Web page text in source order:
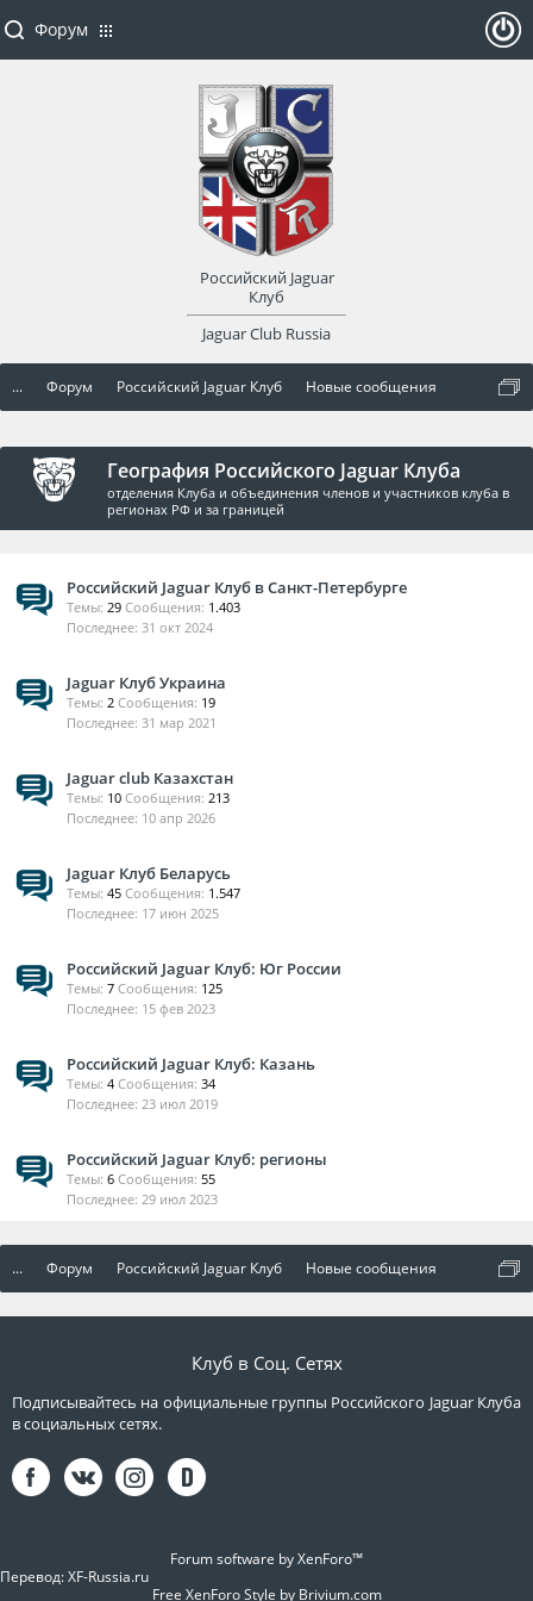
... Форум Российский Jaguar Клуб Новые сообщения
География Российского Jaguar Клуба
отделения Клуба и объединения членов и участников клуба в
регионах РФ и за границей
Российский Jaguar Клуб в Санкт-Петербурге
Темы: 29 Сообщения: 1.403
31 окт 2024
Jaguar Клуб Украина
Темы: 2 Сообщения: 19
31 мар 2021
Jaguar club Казахстан
Темы: 10 Сообщения: 213
10 апр 2026
Jaguar Клуб Беларусь
Темы: 45 Сообщения: 1.547
17 июн 2025
Российский Jaguar Клуб: Юг России
Темы: 7 Сообщения: 125
15 фев 2023
Российский Jaguar Клуб: Казань
Темы: 4 Сообщения: 34
23 июл 2019
Российский Jaguar Клуб: регионы
Темы: 6 Сообщения: 55
29 июл 2023
... Форум Российский Jaguar Клуб Новые сообщения
Форум
Российский Jaguar
Клуб
Jaguar Club Russia
оват
Клуб в Соц. Сетях
Подписывайтесь на официальные группы Российского Jaguar Клуба
в социальных сетях.
Forum software by XenForo™
Перевод:XF-Russia.ru
Free XenForo Style by Brivium.com